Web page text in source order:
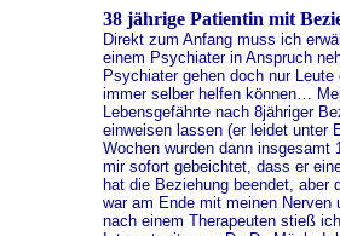
38 jährige Patientin mit
Direkt zum Anfang muss ich
einem Psychiater in Anspruch
Psychiater gehen doch nur
immer selber helfen können…
Lebensgefährte nach 8jähriger
einweisen lassen (er leidet unter
Wochen wurden dann insgesamt
mir sofort gebeichtet, dass er
hat die Beziehung beendet,
war am Ende mit meinen Nerven
nach einem Therapeuten stieß